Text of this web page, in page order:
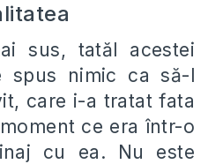
sus, tatăl acestei
nimic ca să-l
care i-a tratat fata
ce era într-o
cu ea. Nu este